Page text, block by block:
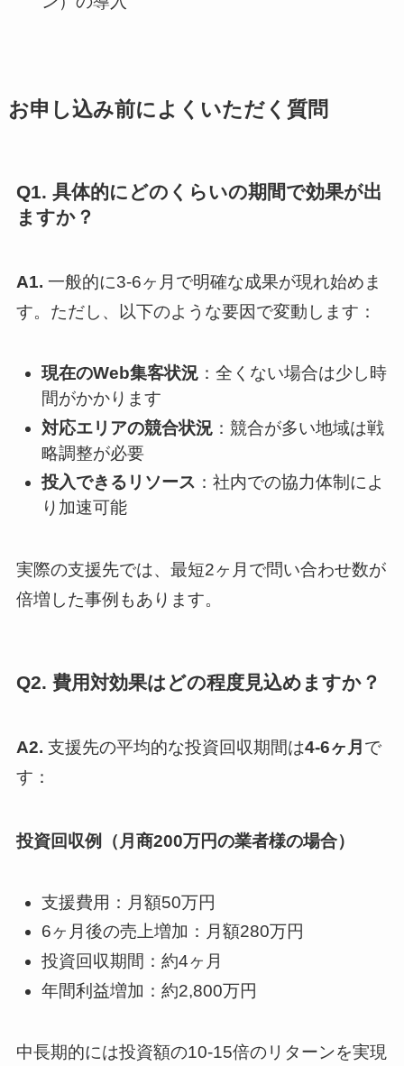
お申し込み前によくいただく質問
Q1. 具体的にどのくらいの期間で効果が出
ますか？
A1. 一般的に3-6ヶ月で明確な成果が現れ始めま
す。ただし、以下のような要因で変動します：
現在のWeb集客状況 ：全くない場合は少し時
間がかかります
対応エリアの競合状況 ：競合が多い地域は戦
略調整が必要
投入できるリソース ：社内での協力体制によ
り加速可能
実際の支援先では、最短2ヶ月で問い合わせ数が
倍増した事例もあります。
Q2. 費用対効果はどの程度見込めますか？
A2. 支援先の平均的な投資回収期間は4-6ヶ月 で
す：
投資回収例（月商200万円の業者様の場合）
支援費用：月額50万円
6ヶ月後の売上増加：月額280万円
投資回収期間：約4ヶ月
年間利益増加：約2,800万円
中長期的には投資額の10-15倍のリターンを実現